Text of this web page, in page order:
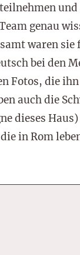
genau
waren
bei den
Fotos, die
auch die
dieses
in Rom